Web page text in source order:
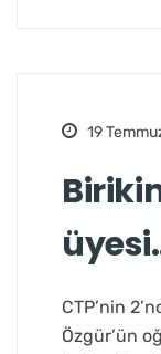
19
CTP’nin
Özgür’ün